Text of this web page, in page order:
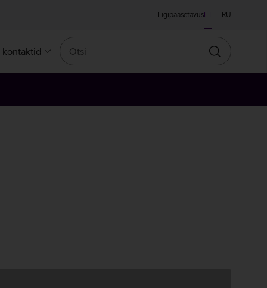
LigipääsetavusET RU
kontaktid
Otsin